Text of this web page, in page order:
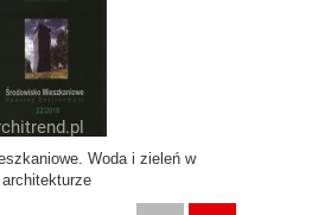
Woda i zieleń w
architekturze